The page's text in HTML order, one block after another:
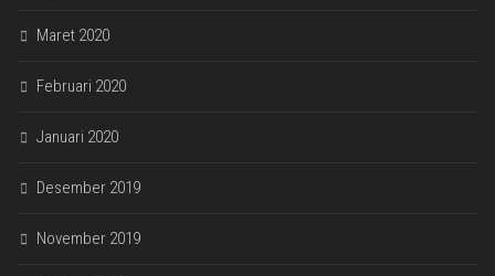
Maret 2020
Februari 2020
Januari 2020
Desember 2019
November 2019